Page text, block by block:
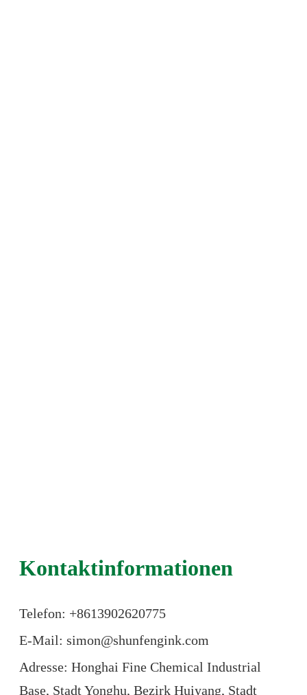
Kontaktinformationen
Telefon: +8613902620775
E-Mail: simon@shunfengink.com
Adresse: Honghai Fine Chemical Industrial
Base, Stadt Yonghu, Bezirk Huiyang, Stadt